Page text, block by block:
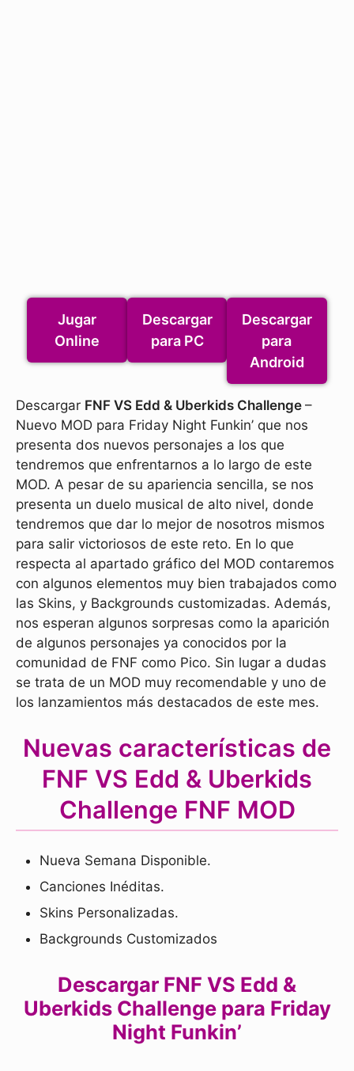
Jugar
Online
Descargar
para PC
Descargar
para
Android
Descargar FNF VS Edd & Uberkids Challenge –
Nuevo MOD para Friday Night Funkin’ que nos
presenta dos nuevos personajes a los que
tendremos que enfrentarnos a lo largo de este
MOD. A pesar de su apariencia sencilla, se nos
presenta un duelo musical de alto nivel, donde
tendremos que dar lo mejor de nosotros mismos
para salir victoriosos de este reto. En lo que
respecta al apartado gráfico del MOD contaremos
con algunos elementos muy bien trabajados como
las Skins, y Backgrounds customizadas. Además,
nos esperan algunos sorpresas como la aparición
de algunos personajes ya conocidos por la
comunidad de FNF como Pico. Sin lugar a dudas
se trata de un MOD muy recomendable y uno de
los lanzamientos más destacados de este mes.
Nuevas características de
FNF VS Edd & Uberkids
Challenge FNF MOD
Nueva Semana Disponible.
Canciones Inéditas.
Skins Personalizadas.
Backgrounds Customizados
Descargar FNF VS Edd &
Uberkids Challenge para Friday
Night Funkin’